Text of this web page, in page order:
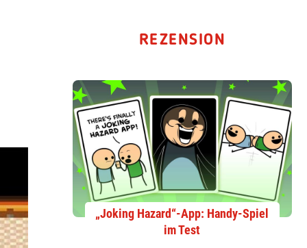
REZENSION
„Joking Hazard“-App: Handy-Spiel
im Test